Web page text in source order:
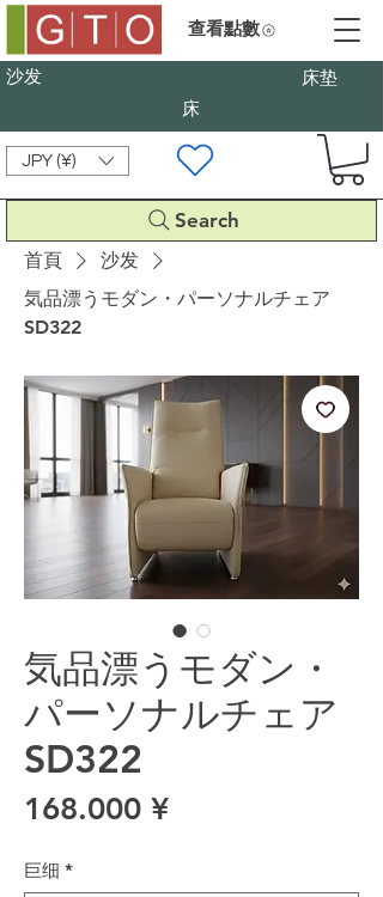
沙发
床垫
床
JPY (¥)
Search
查看點數
首頁
沙发
気品漂うモダン・パーソナルチェア
SD322
気品漂うモダン・
パーソナルチェア
SD322
168.000 ¥價格
巨细 *